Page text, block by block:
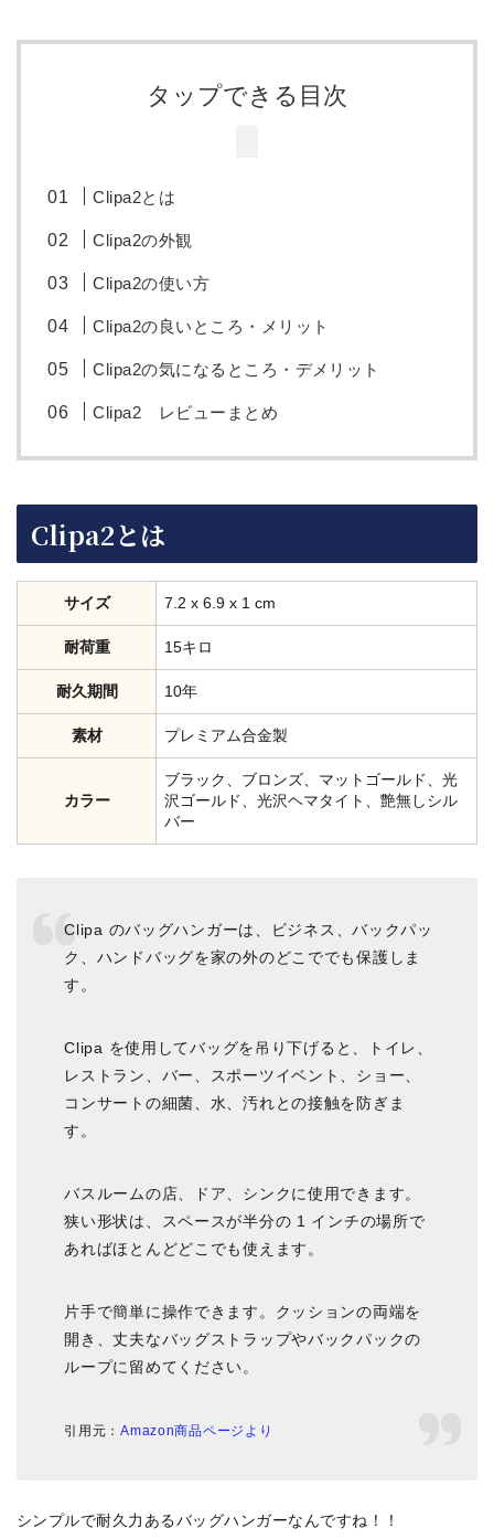
タップできる目次
Clipa2とは
Clipa2の外観
Clipa2の使い方
Clipa2の良いところ・メリット
Clipa2の気になるところ・デメリット
Clipa2 レビューまとめ
Clipa2とは
サイズ 7.2 x 6.9 x 1 cm
耐荷重 15キロ
耐久期間 10年
素材 プレミアム合金製
カラー
ブラック、ブロンズ、マットゴールド、光
沢ゴールド、光沢ヘマタイト、艶無しシル
バー
Clipa のバッグハンガーは、ビジネス、バックパッ
ク、ハンドバッグを家の外のどこででも保護しま
す。
Clipa を使用してバッグを吊り下げると、トイレ、
レストラン、バー、スポーツイベント、ショー、
コンサートの細菌、水、汚れとの接触を防ぎま
す。
バスルームの店、ドア、シンクに使用できます。
狭い形状は、スペースが半分の 1 インチの場所で
あればほとんどどこでも使えます。
片手で簡単に操作できます。クッションの両端を
開き、丈夫なバッグストラップやバックパックの
ループに留めてください。
引用元：Amazon商品ページより
シンプルで耐久力あるバッグハンガーなんですね！！